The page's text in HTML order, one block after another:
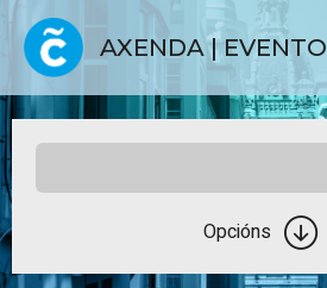
AXENDA | EVENTO
Opcións